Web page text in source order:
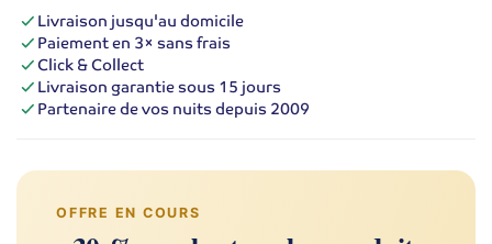
Livraison jusqu'au domicile
Paiement en 3× sans frais
Click & Collect
Livraison garantie sous 15 jours
Partenaire de vos nuits depuis 2009
OFFRE EN COURS